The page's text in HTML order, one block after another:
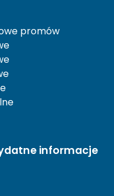
promów
informacje